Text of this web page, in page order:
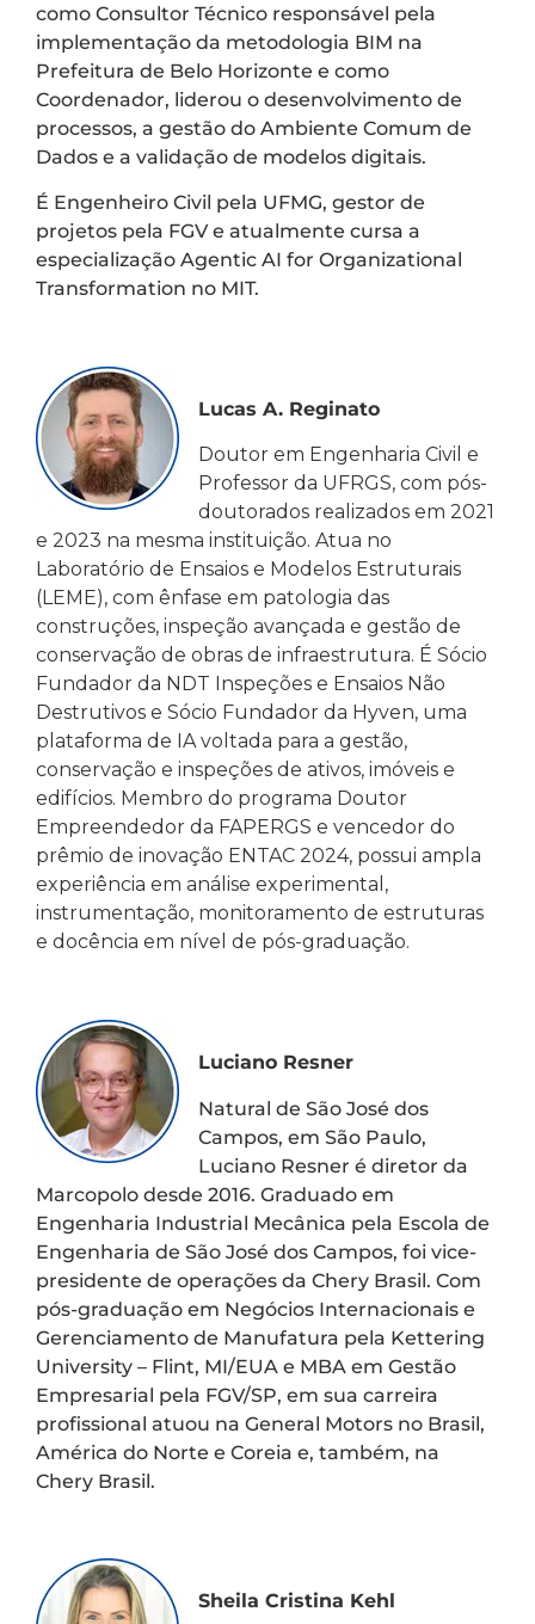
como Consultor Técnico responsável pela
implementação da metodologia BIM na
Prefeitura de Belo Horizonte e como
Coordenador, liderou o desenvolvimento de
processos, a gestão do Ambiente Comum de
Dados e a validação de modelos digitais.
É Engenheiro Civil pela UFMG, gestor de
projetos pela FGV e atualmente cursa a
especialização Agentic AI for Organizational
Transformation no MIT.
Lucas A. Reginato
Doutor em Engenharia Civil e
Professor da UFRGS, com pós-
doutorados realizados em 2021
e 2023 na mesma instituição. Atua no
Laboratório de Ensaios e Modelos Estruturais
(LEME), com ênfase em patologia das
construções, inspeção avançada e gestão de
conservação de obras de infraestrutura. É Sócio
Fundador da NDT Inspeções e Ensaios Não
Destrutivos e Sócio Fundador da Hyven, uma
plataforma de IA voltada para a gestão,
conservação e inspeções de ativos, imóveis e
edifícios. Membro do programa Doutor
Empreendedor da FAPERGS e vencedor do
prêmio de inovação ENTAC 2024, possui ampla
experiência em análise experimental,
instrumentação, monitoramento de estruturas
e docência em nível de pós-graduação.
Luciano Resner
Natural de São José dos
Campos, em São Paulo,
Luciano Resner é diretor da
Marcopolo desde 2016. Graduado em
Engenharia Industrial Mecânica pela Escola de
Engenharia de São José dos Campos, foi vice-
presidente de operações da Chery Brasil. Com
pós-graduação em Negócios Internacionais e
Gerenciamento de Manufatura pela Kettering
University – Flint, MI/EUA e MBA em Gestão
Empresarial pela FGV/SP, em sua carreira
profissional atuou na General Motors no Brasil,
América do Norte e Coreia e, também, na
Chery Brasil.
Sheila Cristina Kehl